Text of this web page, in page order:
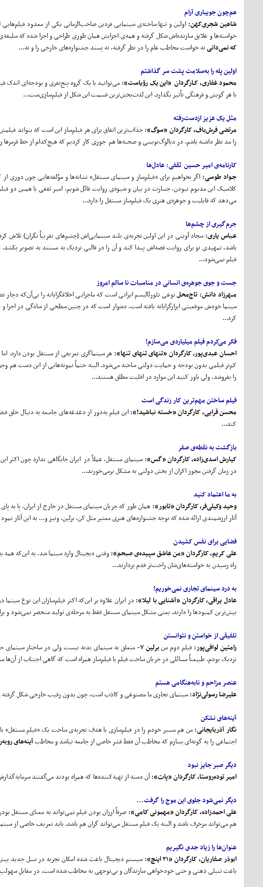
هم‌چون جویباری آرام
شاهین شجریکهن: اولین و تنها ساخته‌ی سینمایی فردین صاحب‌الزمانی یکی از معدود
خواسته‌ها و علایق سازنده‌اش شکل گرفته و همه‌ی اجزایش همان طوری طراحی و اجرا شده که
که نمیدانینه خواست مخاطب عام را در نظر گرفته، نه پسند جشنواره‌های خارجی را و نه...
اولین پله را به‌سلامت پشت‌ سر گذاشتم
محمود غفاری، کـارگردان «این یک رؤیاست»:می‌توانید با یک گروه پنج‌نفری و بودجه‌ای
با هر گویش و فرهنگی تأثیر بگذارد. این لذت‌بخش‌ترین قسمت این شکل از فیلم‌سازی‌ست...
مثل یک عزیز ازدست‌رفته
مرتضی فرش‌باف، کارگردان «سوگ»:جذاب‌ترین اتفاق برای هر فیلم‌ساز این است که بتواند
را مد نظر داشته باشم. در دیالوگ‌نویسی و صحنه‌ها هم جوری کار کردیم که هیچ‌کدام از خط قرمزها
کارنامه‌ی امیر حسین ثقفی: عادلها
جـواد طوسی: اگر بخواهیم برای «فیلم‌ساز و سینمای مستقل» نشانه‌ها و مؤلفه‌هایی چون دوری از
کلاسیک این مدیوم نبودن، جسارت در بیان و شیوه‌ی روایت قائل شویم، امیر ثقفی با همین دو
می‌دهد که قابلیت و جوهره‌ی هنری یک فیلم‌ساز مستقل را دارد...
جرم‌گیری از چشم‌‌ها
عـباس یاری:
باشد، تمهیدی نو برای روایت قصه‌اش پیدا کند و آن را در قالبی نزدیک به مستند به تصویر
فیلم نمی‌شود...
جست و جوی جوهره‌ی انسانی در مناسبات نا سالم امروز
مــهرزاد دانش: تاجمحلنوعی نئورئالیسم ایرانی است که ماجرایی اخلاق­گرایانه را بی‌آن‌که
سینما خودش موقعیتی ابزارگرایانه یافته است، دشوار است که در چنین سطحی از سادگی در
کرد...
فکر می‌کردم فیلم میلیاردی می‌سازم!
احسان عبدیپور، کارگردان «تنهای تنهای تنها»: هر سینماگری تعریفی از مستقل بودن دارد.
کم‌تر فیلمی بدون بودجه و حمایت دولتی ساخته می‌شود. البته حتماً نمونه‌هایی از این دست هم
را بفروشد، ولی باور کنید این موارد در اقلیت مطلق هستند...
فیلم ساختن مهمترین کار زندگی است
محسن قرایی، کارگردان «خسته نباشید!»:این فیلم به‌دور از دغدغه‌های جامـعه به دنبال خلق
کند...
بازگشت به نقطه‌ی صفر
کیارش اسدیزاده، کارگردان «گس»: سینمای مستقل، عملاً در ایران جایگاهی ندارد چون اکثر
در زمان گرفتن مجوز اکران از بخش دولتی به مشکل برمی‌خورند...
به ما اعتماد کنید
وحید وکیلیفر، کارگردان «تابور»: همان طور که جریان سینمای مستقل در خارج از ایران، پا به
آثار ارزشمندی ارائه شده که توجه جشنواره‌های هنری معتبر مثل کن، برلین، ونیز و... به این آثار
فضایی برای نفس کشیدن
علی کریم، کارگردان «من عاشق سپیده‌ی صبحم»: وقتی دیجیتال وارد سینما شد، به این‌که همه
راه رسیدن به خواسته‌های‌شان راحت‌تر قدم بردارند...
به درد سینمای تجاری نمیخوریم!
عادل یراقی، کارگردان «آشنایی با لیلا»: در ایران علاوه بر این‌که اکثر فیلم‌سازان این نوع
بیش‌ترین کمبودها را دارند. یعنی مشکل سینمای مستقل فقط به مرحله‌ی تولید منحصر نمی‌شود و
تلفیقی از خواستن و نتوانستن
رامتین لوافیپور: فیلم دوم منبرلین ۷-
متعلق به سینمای بدنه نیست ولی در ساختار
نزدیک بودم. طبیعتاً مسائلی در جریان ساخت فیلم با فیلم‌ساز همراه است که گاهی اجتناب از
عنصر مزاحم و نابه‌هنگامی هستم
علیرضا رسولینژاد:سینمای تجاری ما مصنوعی و کاذب است، چون بدون رقیب خارجی شکل گرفته
آینه‌های نشکن
نگار آذربایجانی:من هم مسیر خودم را در فیلم‌سازی با هدف تجربه‌ی ساخت یک «فیلم مستقل»
اجتماعی را به گونه‌ای بسازم که مخاطب آن فقط قشر خاصی از جامعه نباشد و مخاطبآینههایروبه
دیگر صبر جایز نبود
امیر تودهروستا، کارگردان «پات»:آن‌ دسته از تهیه‌کننده‌ها که همراه بودند می‌گفتند
دیگر نمی‌شود جلوی این موج را گرفت...
علی احمدزاده، کارگردان «مهمونی کامی»: صرفاً ارزان بودن فیلم نمی‌تواند به معنای مستقل
هم می‌تواند مزخرف باشد و البته یک فیلم مستقل می‌تواند گران هم باشد. باید تعریف خاصی از
عنوان‌ها را زیاد جدی نگیریم
ابوذر صفاریان، کارگردان «٢١ اینچ»:
سیستم دیجیتال باعث شده امکان تجربه در نسل جدید
باعث تنبلی ذهنی و حتی خودخواهی سازندگان و بی‌توجهی به مخاطب شده است. در مقابلِ